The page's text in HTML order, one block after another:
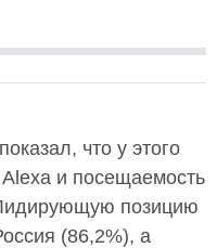
что у этого
Alexa и посещаемость
позицию
(86,2%), а